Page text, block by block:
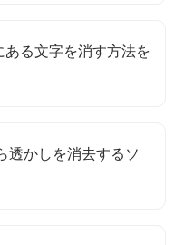
ある文字を消す方法を
透かしを消去するソ